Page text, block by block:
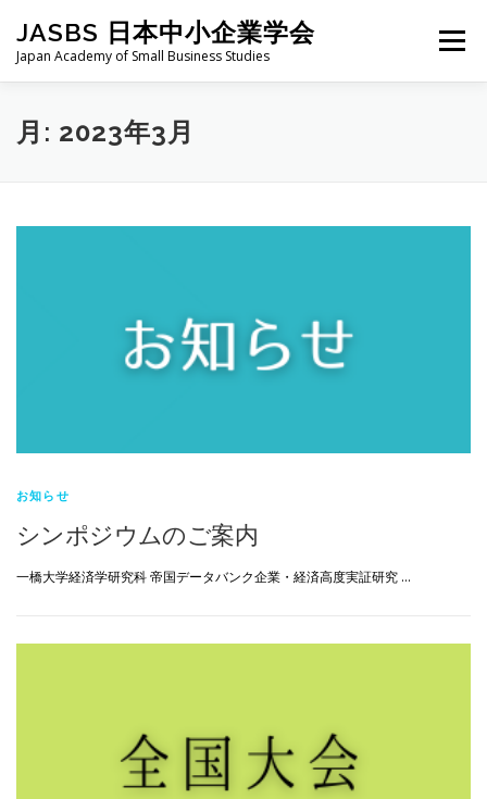
JASBS 日本中小企業学会
Japan Academy of Small Business Studies
メニュー
日本中小企業学会について
月: 2023年3月
お知らせ
シンポジウムのご案内
一橋大学経済学研究科 帝国データバンク企業・経済高度実証研究 …